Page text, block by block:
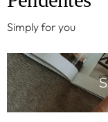
Simply for you